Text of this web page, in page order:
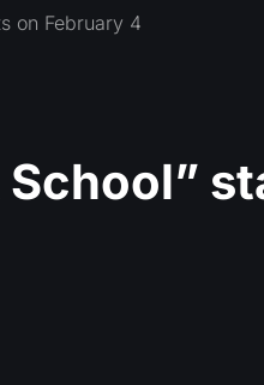
on February 4